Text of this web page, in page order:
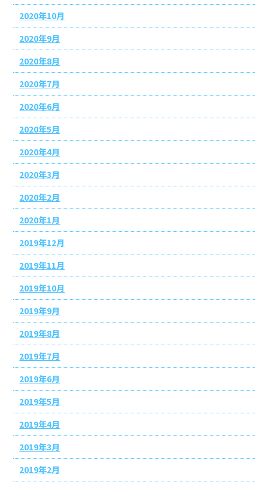
2020年10月
2020年9月
2020年8月
2020年7月
2020年6月
2020年5月
2020年4月
2020年3月
2020年2月
2020年1月
2019年12月
2019年11月
2019年10月
2019年9月
2019年8月
2019年7月
2019年6月
2019年5月
2019年4月
2019年3月
2019年2月